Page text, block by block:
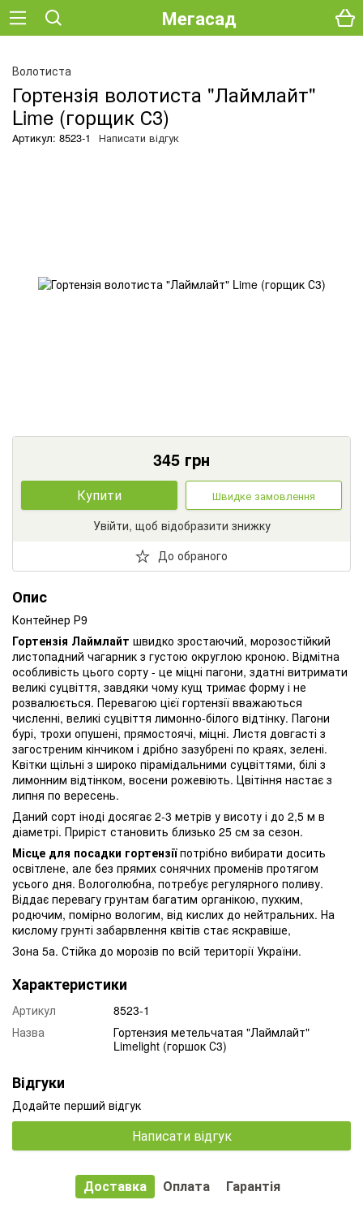
Мегасад
Волотиста
Гортензія волотиста "Лаймлайт"
Lime (горщик С3)
Артикул: 8523-1 Написати відгук
345 грн
Купити Швидке замовлення
Увійти, щоб відобразити знижку
До обраного
Опис
Контейнер Р9
Гортензія Лаймлайт швидко зростаючий, морозостійкий
листопадний чагарник з густою округлою кроною. Відмітна
особливість цього сорту - це міцні пагони, здатні витримати
великі суцвіття, завдяки чому кущ тримає форму і не
розвалюється. Перевагою цієї гортензії вважаються
численні, великі суцвіття лимонно-білого відтінку. Пагони
бурі, трохи опушені, прямостоячі, міцні. Листя довгасті з
загостреним кінчиком і дрібно зазубрені по краях, зелені.
Квітки щільні з широко пірамідальними суцвіттями, білі з
лимонним відтінком, восени рожевіють. Цвітіння настає з
липня по вересень.
Даний сорт іноді досягає 2-3 метрів у висоту і до 2,5 м в
діаметрі. Приріст становить близько 25 см за сезон.
Місце для посадки гортензіїпотрібно вибирати досить
освітлене, але без прямих сонячних променів протягом
усього дня. Вологолюбна, потребує регулярного поливу.
Віддає перевагу грунтам багатим органікою, пухким,
родючим, помірно вологим, від кислих до нейтральних. На
кислому грунті забарвлення квітів стає яскравіше,
Зона 5а. Стійка до морозів по всій території України.
Характеристики
Артикул
8523-1
Назва
Гортензия метельчатая "Лаймлайт"
Limelight (горшок С3)
Відгуки
Додайте перший відгук
Написати відгук
Доставка Оплата Гарантія